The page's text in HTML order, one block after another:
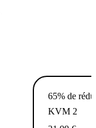
65% de
KVM 2